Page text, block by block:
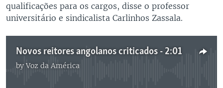
qualificações para os cargos, disse o professor
universitário e sindicalista Carlinhos Zassala.
Novos reitores angolanos criticados - 2:01
byVoz da América
No media source currently available